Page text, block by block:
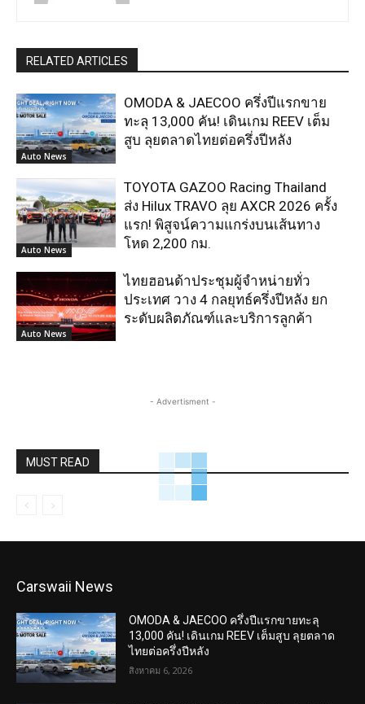
RELATED ARTICLES
Auto News
OMODA & JAECOO ครึ่งปีแรกขาย
ทะลุ 13,000 คัน! เดินเกม REEV เต็ม
สูบ ลุยตลาดไทยต่อครึ่งปีหลัง
Auto News
TOYOTA GAZOO Racing Thailand
ส่ง Hilux TRAVO ลุย AXCR 2026 ครั้ง
แรก! พิสูจน์ความแกร่งบนเส้นทาง
โหด 2,200 กม.
Auto News
ไทยฮอนด้าประชุมผู้จำหน่ายทั่ว
ประเทศ วาง 4 กลยุทธ์ครึ่งปีหลัง ยก
ระดับผลิตภัณฑ์และบริการลูกค้า
- Advertisment -
MUST READ
Carswaii News
OMODA & JAECOO ครึ่งปีแรกขายทะลุ
13,000 คัน! เดินเกม REEV เต็มสูบ ลุยตลาด
ไทยต่อครึ่งปีหลัง
สิงหาคม 6, 2026